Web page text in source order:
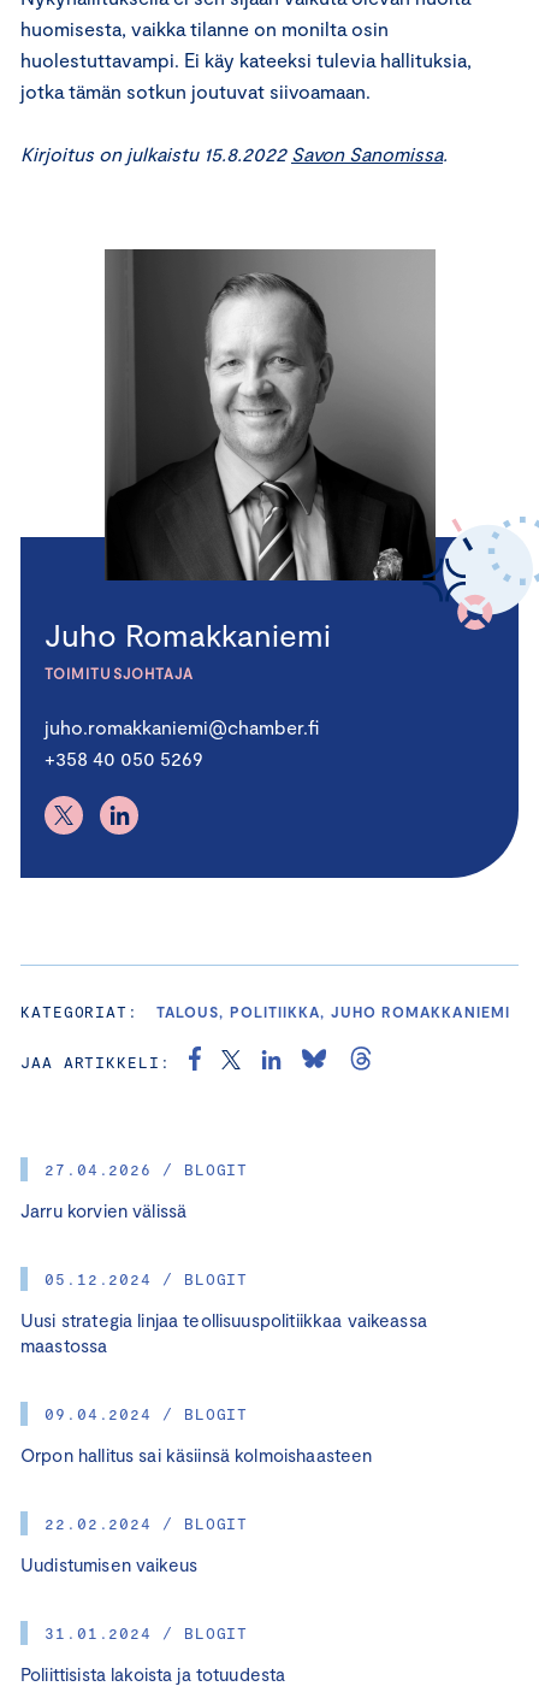
27.04.2026 / BLOGIT
Jarru korvien välissä
05.12.2024 / BLOGIT
Uusi strategia linjaa teollisuuspolitiikkaa vaikeassa
maastossa
09.04.2024 / BLOGIT
Orpon hallitus sai käsiinsä kolmoishaasteen
22.02.2024 / BLOGIT
Uudistumisen vaikeus
31.01.2024 / BLOGIT
Poliittisista lakoista ja totuudesta
huomisesta, vaikka tilanne on monilta osin
huolestuttavampi. Ei käy kateeksi tulevia hallituksia,
jotka tämän sotkun joutuvat siivoamaan.
Kirjoitus on julkaistu 15.8.2022 Savon Sanomissa.
Juho Romakkaniemi
TOIMITUSJOHTAJA
juho.romakkaniemi@chamber.fi
+358 40 050 5269
KATEGORIAT: TALOUS, POLITIIKKA, JUHO ROMAKKANIEMI
JAA ARTIKKELI: